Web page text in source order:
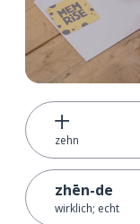
十
zehn
zhēn-de
wirklich; echt